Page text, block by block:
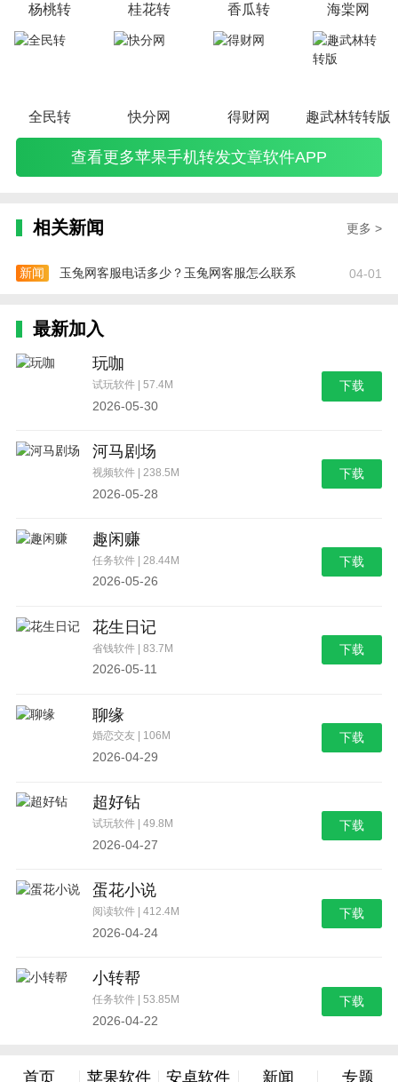
杨桃转 桂花转 香瓜转 海棠网
全民转 快分网 得财网 趣武林转转版
查看更多苹果手机转发文章软件APP
相关新闻 更多 >
新闻 玉兔网客服电话多少？玉兔网客服怎么联系 04-01
最新加入
玩咖
试玩软件 | 57.4M
2026-05-30
下载
河马剧场
视频软件 | 238.5M
2026-05-28
下载
趣闲赚
任务软件 | 28.44M
2026-05-26
下载
花生日记
省钱软件 | 83.7M
2026-05-11
下载
聊缘
婚恋交友 | 106M
2026-04-29
下载
超好钻
试玩软件 | 49.8M
2026-04-27
下载
蛋花小说
阅读软件 | 412.4M
2026-04-24
下载
小转帮
任务软件 | 53.85M
2026-04-22
下载
首页 苹果软件 安卓软件 新闻 专题